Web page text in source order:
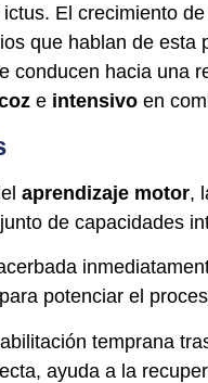
El crecimiento
que hablan de
conducen hacia una
e intensivo en
aprendizaje motor,
de capacidades
potenciar el
temprana
ayuda a la